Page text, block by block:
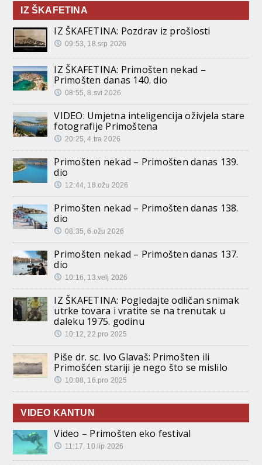
IZ ŠKAFETINA
IZ ŠKAFETINA: Pozdrav iz prošlosti
09:53, 18.srp 2026
IZ ŠKAFETINA: Primošten nekad –
Primošten danas 140. dio
08:55, 8.svi 2026
VIDEO: Umjetna inteligencija oživjela stare
fotografije Primoštena
20:25, 4.tra 2026
Primošten nekad – Primošten danas 139.
dio
12:44, 18.ožu 2026
Primošten nekad – Primošten danas 138.
dio
08:35, 6.ožu 2026
Primošten nekad – Primošten danas 137.
dio
10:16, 13.velj 2026
IZ ŠKAFETINA: Pogledajte odličan snimak
utrke tovara i vratite se na trenutak u
daleku 1975. godinu
10:12, 22.pro 2025
Piše dr. sc. Ivo Glavaš: Primošten ili
Primošćen stariji je nego što se mislilo
10:08, 16.pro 2025
VIDEO KANTUN
Video – Primošten eko festival
11:17, 10.lip 2026